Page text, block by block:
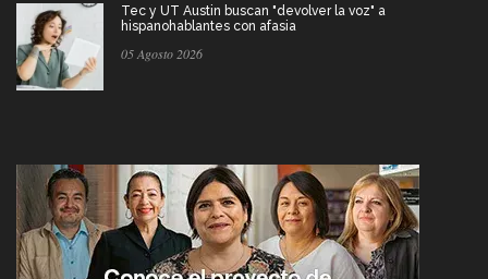
Tec y UT Austin buscan "devolver la voz" a
hispanohablantes con afasia
05 Agosto 2026